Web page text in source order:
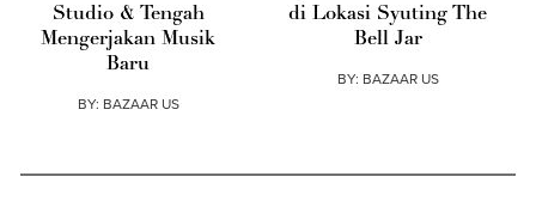
Studio & Tengah
Mengerjakan Musik
Baru
BY: BAZAAR US
di Lokasi Syuting The
Bell Jar
BY: BAZAAR US